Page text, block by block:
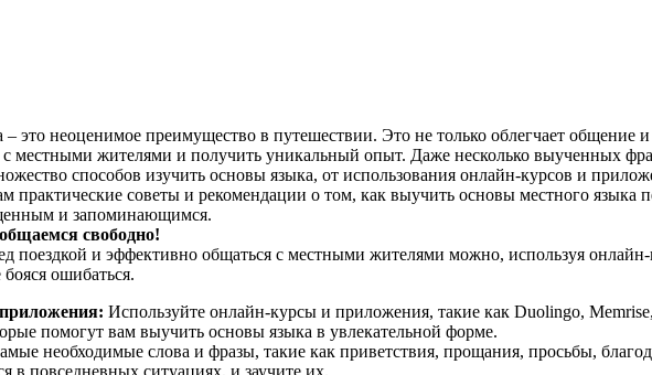
это неоценимое преимущество в путешествии. Это не только облегчает общение
с местными жителями и получить уникальный опыт. Даже несколько выученных
способов изучить основы языка, от использования онлайн-курсов и
практические советы и рекомендации о том, как выучить основы местного
и запоминающимся.
свободно!
поездкой и эффективно общаться с местными жителями можно, используя
ошибаться.
Используйте онлайн-курсы и приложения, такие как Duolingo,
помогут вам выучить основы языка в увлекательной форме.
необходимые слова и фразы, такие как приветствия, прощания, просьбы,
в повседневных ситуациях, и заучите их.